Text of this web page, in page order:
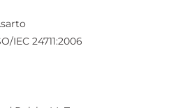
IEC 24711:2006